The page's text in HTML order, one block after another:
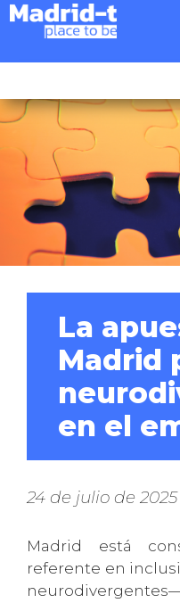
Tiempo de lectura: 4
La
Madrid
en el
24 de julio de 2025
Madrid está
referente en